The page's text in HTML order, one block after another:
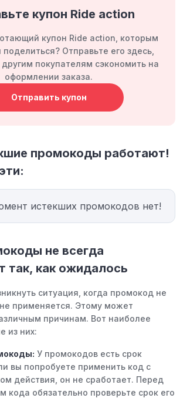
купон Ride action
купон Ride action, которым
Отправьте его здесь,
покупателям сэкономить на
оформлении заказа.
Отправить купон
промокоды работают!
истекших промокодов нет!
не всегда
так, как ожидалось
ситуация, когда промокод не
применяется. Этому может
причинам. Вот наиболее
из них:
У промокодов есть срок
вы попробуете применить код с
действия, он не сработает. Перед
кода обязательно проверьте срок его